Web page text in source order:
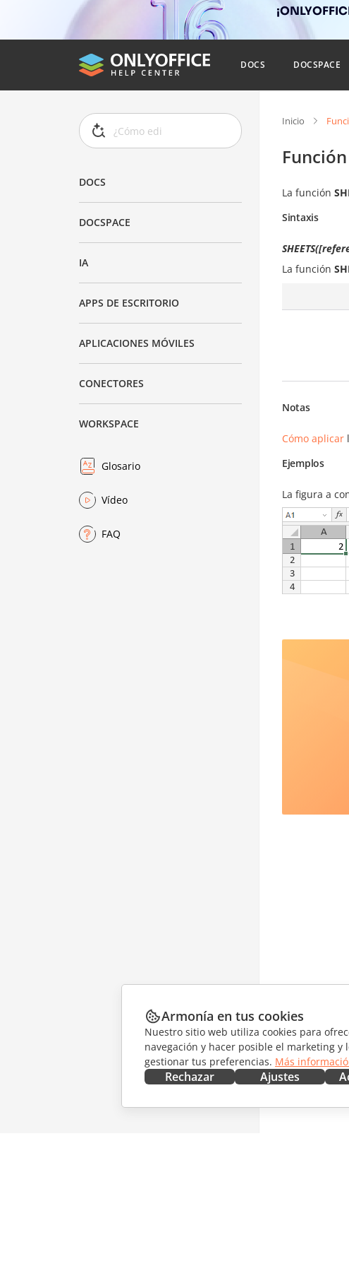
DOCS DOCSPACE
DOCS
DOCSPACE
IA
APPS DE ESCRITORIO
APLICACIONES MÓVILES
CONECTORES
WORKSPACE
Glosario
Vídeo
FAQ
Inicio
Función
La función
Sintaxis
La función
Notas
Cómo aplicar
Ejemplos
La figura a
Armonía en tus cookies
Nuestro sitio web utiliza cookies para
navegación y hacer posible el marketing
gestionar tus preferencias. Más
Rechazar Ajustes